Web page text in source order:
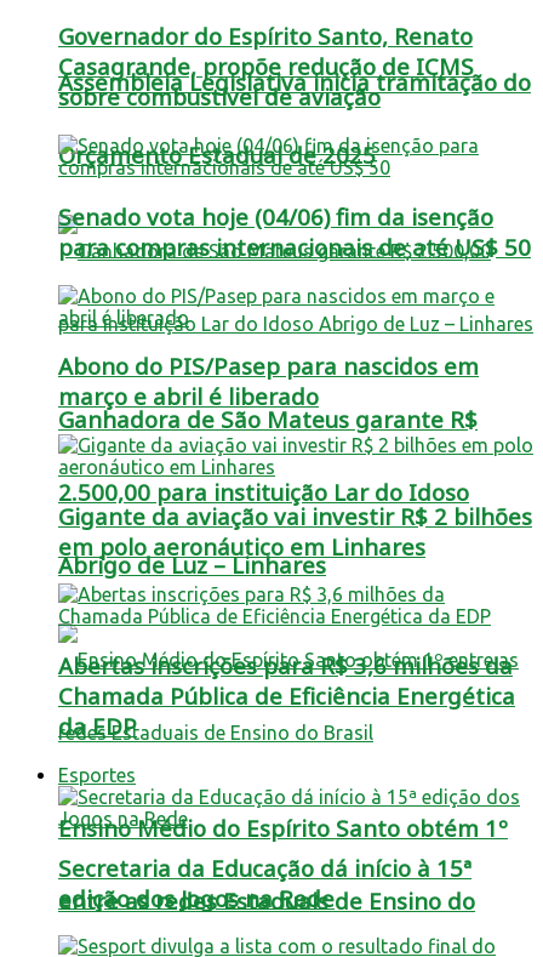
Assembleia Legislativa inicia tramitação do
Orçamento Estadual de 2025
Ganhadora de São Mateus garante R$
2.500,00 para instituição Lar do Idoso
Abrigo de Luz – Linhares
Ensino Médio do Espírito Santo obtém 1º
entre as redes Estaduais de Ensino do
Governador do Espírito Santo, Renato
Casagrande, propõe redução de ICMS
sobre combustível de aviação
Senado vota hoje (04/06) fim da isenção
para compras internacionais de até US$ 50
Abono do PIS/Pasep para nascidos em
março e abril é liberado
Gigante da aviação vai investir R$ 2 bilhões
em polo aeronáutico em Linhares
Abertas inscrições para R$ 3,6 milhões da
Chamada Pública de Eficiência Energética
da EDP
Esportes
Secretaria da Educação dá início à 15ª
edição dos Jogos na Rede